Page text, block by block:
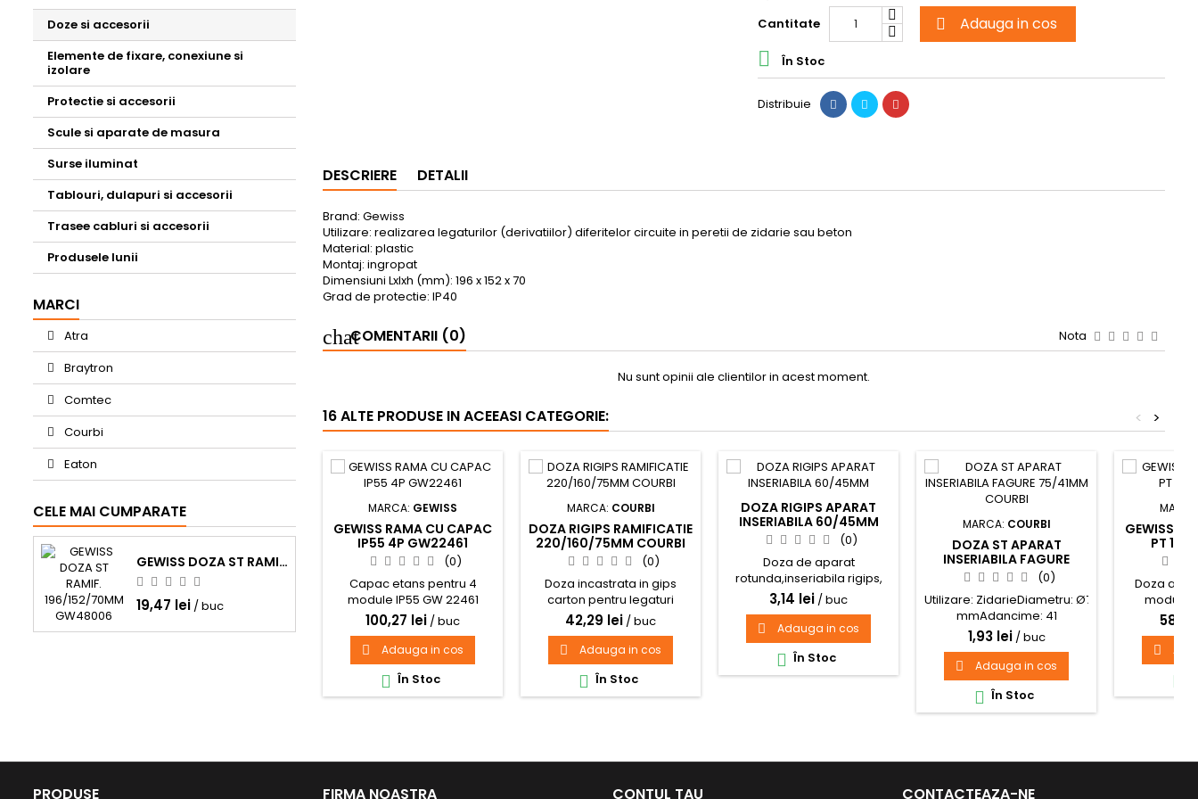
Doze si accesorii
Elemente de fixare, conexiune si
izolare
Protectie si accesorii
Scule si aparate de masura
Surse iluminat
Tablouri, dulapuri si accesorii
Trasee cabluri si accesorii
Produsele lunii
MARCI
Atra
Braytron
Comtec
Courbi
Eaton
CELE MAI CUMPARATE
GEWISS DOZA ST RAMIF. 196/152/70MM GW48006
19,47 lei / buc
Cantitate  Adauga in cos
 În Stoc
Distribuie
DESCRIERE DETALII
Brand: Gewiss
Utilizare: realizarea legaturilor (derivatiilor) diferitelor circuite in peretii de zidarie sau beton
Material: plastic
Montaj: ingropat
Dimensiuni Lxlxh (mm): 196 x 152 x 70
Grad de protectie: IP40
COMENTARII (0) Nota
Nu sunt opinii ale clientilor in acest moment.
16 ALTE PRODUSE IN ACEEASI CATEGORIE: >
<
MARCA: GEWISS
GEWISS RAMA CU CAPAC
IP55 4P GW22461
(0)
Capac etans pentru 4
module IP55 GW 22461
100,27 lei / buc
 Adauga in cos
 În Stoc
MARCA: COURBI
DOZA RIGIPS RAMIFICATIE
220/160/75MM COURBI
(0)
Doza incastrata in gips
carton pentru legaturi
220x160x75 Capac alb
Culoare galben IP30 - Non
coroziv Halogen Free
42,29 lei / buc
 Adauga in cos
 În Stoc
DOZA RIGIPS APARAT
INSERIABILA 60/45MM
(0)
Doza de aparat
rotunda,inseriabila rigips,
65x45 mm
3,14 lei / buc
 Adauga in cos
 În Stoc
MARCA: COURBI
DOZA ST APARAT
INSERIABILA FAGURE
75/41MM COURBI
(0)
Utilizare: ZidarieDiametru: Ø75
mmAdancime: 41
mmMaterial: PlasticPosibilitate
intercuplare: DAPentru tip
aparataj: ClasicNumar
module: 1Culoare: Negru
1,93 lei / buc
 Adauga in cos
 În Stoc
GEWISS
PT
Doza
module

PRODUSE FIRMA NOASTRA CONTUL TAU CONTACTEAZA-NE